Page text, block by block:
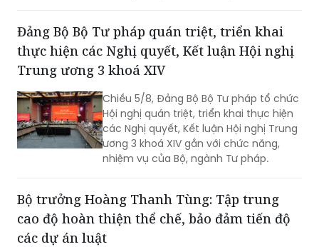
Đảng Bộ Bộ Tư pháp quán triệt, triển khai
thực hiện các Nghị quyết, Kết luận Hội nghị
Trung ương 3 khoá XIV
Chiều 5/8, Đảng Bộ Bộ Tư pháp tổ chức
Hội nghị quán triệt, triển khai thực hiện
các Nghị quyết, Kết luận Hội nghị Trung
ương 3 khoá XIV gắn với chức năng,
nhiệm vụ của Bộ, ngành Tư pháp.
Bộ trưởng Hoàng Thanh Tùng: Tập trung
cao độ hoàn thiện thể chế, bảo đảm tiến độ
các dự án luật